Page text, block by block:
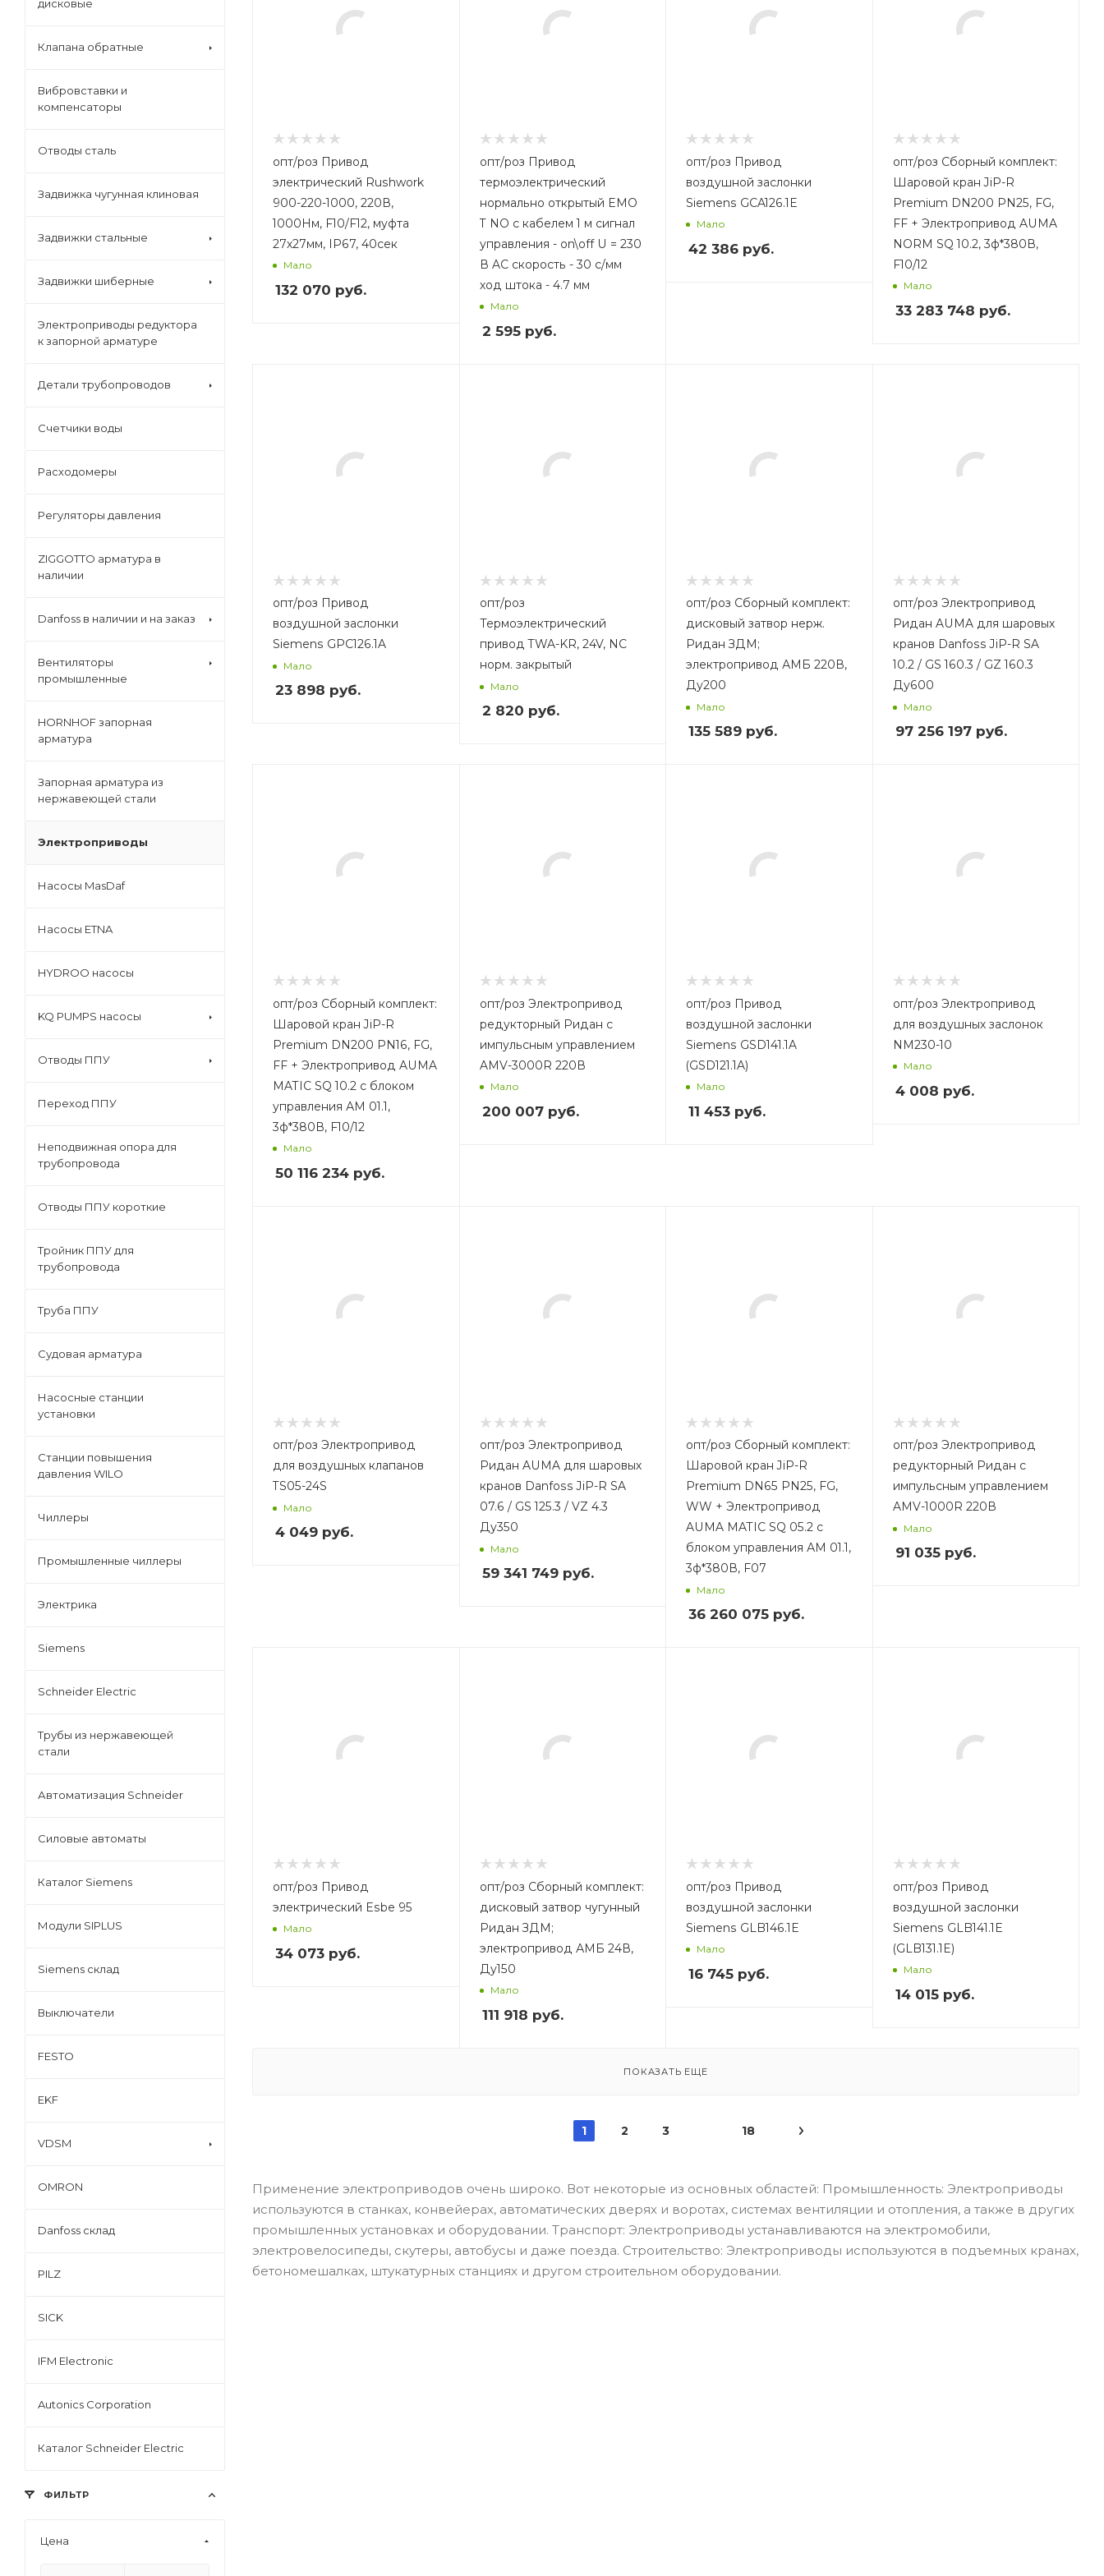
опт/роз Привод
электрический Rushwork
900-220-1000, 220В,
1000Нм, F10/F12, муфта
27х27мм, IP67, 40сек
Мало
132 070 руб.
опт/роз Привод
термоэлектрический
нормально открытый EMO
T NO с кабелем 1 м сигнал
управления - on\off U = 230
В AC скорость - 30 с/мм
ход штока - 4.7 мм
Мало
2 595руб.
опт/роз Привод
воздушной заслонки
Siemens GCA126.1E
Мало
42 386 руб.
опт/роз Сборный комплект:
Шаровой кран JiP-R
Premium DN200 PN25, FG,
FF + Электропривод AUMA
NORM SQ 10.2, 3ф*380В,
F10/12
Мало
33 283 748 руб.
опт/роз Привод
воздушной заслонки
Siemens GPC126.1A
Мало
23 898 руб.
опт/роз
Термоэлектрический
привод TWA-KR, 24V, NC
норм. закрытый
Мало
2 820 руб.
опт/роз Сборный комплект:
дисковый затвор нерж.
Ридан ЗДМ;
электропривод АМБ 220В,
Ду200
Мало
135 589 руб.
опт/роз Электропривод
Ридан AUMA для шаровых
кранов Danfoss JiP-R SA
10.2 / GS 160.3 / GZ 160.3
Ду600
Мало
97 256 197руб.
опт/роз Сборный комплект:
Шаровой кран JiP-R
Premium DN200 PN16, FG,
FF + Электропривод AUMA
MATIC SQ 10.2 с блоком
управления АМ 01.1,
3ф*380В, F10/12
Мало
50 116 234 руб.
опт/роз Электропривод
редукторный Ридан с
импульсным управлением
AMV-3000R 220В
Мало
200 007руб.
опт/роз Привод
воздушной заслонки
Siemens GSD141.1A
(GSD121.1A)
Мало
11 453 руб.
опт/роз Электропривод
для воздушных заслонок
NM230-10
Мало
4 008 руб.
опт/роз Электропривод
для воздушных клапанов
TS05-24S
Мало
4 049 руб.
опт/роз Электропривод
Ридан AUMA для шаровых
кранов Danfoss JiP-R SA
07.6 / GS 125.3 / VZ 4.3
Ду350
Мало
59 341 749руб.
опт/роз Сборный комплект:
Шаровой кран JiP-R
Premium DN65 PN25, FG,
WW + Электропривод
AUMA MATIC SQ 05.2 с
блоком управления АМ 01.1,
3ф*380В, F07
Мало
36 260 075 руб.
опт/роз Электропривод
редукторный Ридан с
импульсным управлением
AMV-1000R 220В
Мало
91 035руб.
опт/роз Привод
электрический Esbe 95
Мало
34 073 руб.
опт/роз Сборный комплект:
дисковый затвор чугунный
Ридан ЗДМ;
электропривод АМБ 24В,
Ду150
Мало
111 918 руб.
опт/роз Привод
воздушной заслонки
Siemens GLB146.1E
Мало
16 745 руб.
опт/роз Привод
воздушной заслонки
Siemens GLB141.1E
(GLB131.1E)
Мало
14 015руб.
ПОКАЗАТЬ ЕЩЕ
1 2 3 18
Применение электроприводов очень широко. Вот некоторые из основных областей: Промышленность: Электроприводы
используются в станках, конвейерах, автоматических дверях и воротах, системах вентиляции и отопления, а также в других
промышленных установках и оборудовании. Транспорт: Электроприводы устанавливаются на электромобили,
электровелосипеды, скутеры, автобусы и даже поезда. Строительство: Электроприводы используются в подъемных кранах,
бетономешалках, штукатурных станциях и другом строительном оборудовании.
дисковые
Клапана обратные
Вибровставки и
компенсаторы
Отводы сталь
Задвижка чугунная клиновая
Задвижки стальные
Задвижки шиберные
Электроприводы редуктора
к запорной арматуре
Детали трубопроводов
Счетчики воды
Расходомеры
Регуляторы давления
ZIGGOTTO арматура в
наличии
Danfoss в наличии и на заказ
Вентиляторы
промышленные
HORNHOF запорная
арматура
Запорная арматура из
нержавеющей стали
Электроприводы
Насосы MasDaf
Насосы ETNA
HYDROO насосы
KQ PUMPS насосы
Отводы ППУ
Переход ППУ
Неподвижная опора для
трубопровода
Отводы ППУ короткие
Тройник ППУ для
трубопровода
Труба ППУ
Судовая арматура
Насосные станции
установки
Станции повышения
давления WILO
Чиллеры
Промышленные чиллеры
Электрика
Siemens
Schneider Electric
Трубы из нержавеющей
стали
Автоматизация Schneider
Силовые автоматы
Каталог Siemens
Модули SIPLUS
Siemens склад
Выключатели
FESTO
EKF
VDSM
OMRON
Danfoss склад
PILZ
SICK
IFM Electronic
Autonics Corporation
Каталог Schneider Electric
ФИЛЬТР
Цена